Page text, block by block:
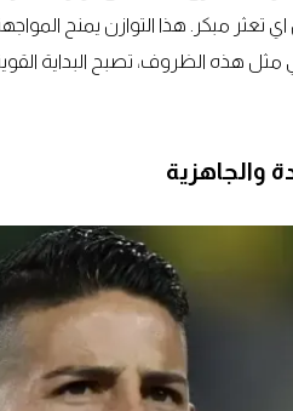
مبكر. هذا التوازن يمنح
هذه الظروف، تصبح البداية
والجاهزية